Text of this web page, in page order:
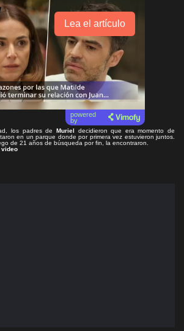
Lea el artículo
powered
by
los padres de Muriel decidieron que era momento de
en un parque donde por primera vez estuvieron juntos.
de 21 años de búsqueda por fin, la encontraron.
video